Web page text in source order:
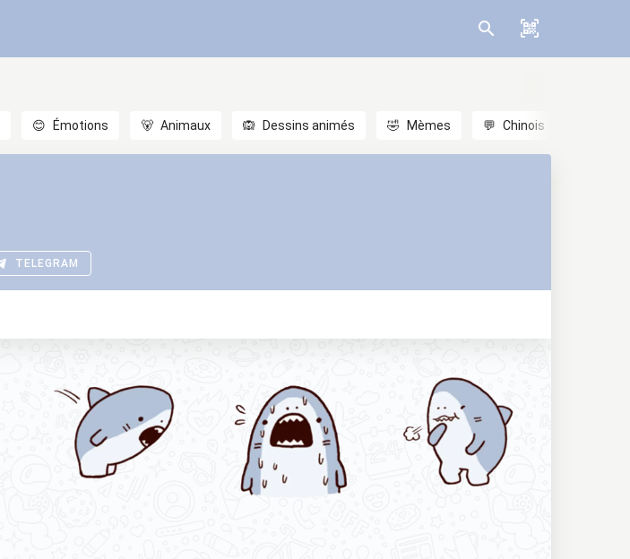
😊 Émotions 🐻 Animaux 🙉 Dessins animés 🤣 Mèmes 💬 Chinois
TELEGRAM